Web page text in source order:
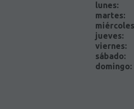
lunes:
martes:
miércoles
jueves:
viernes:
sábado:
domingo: